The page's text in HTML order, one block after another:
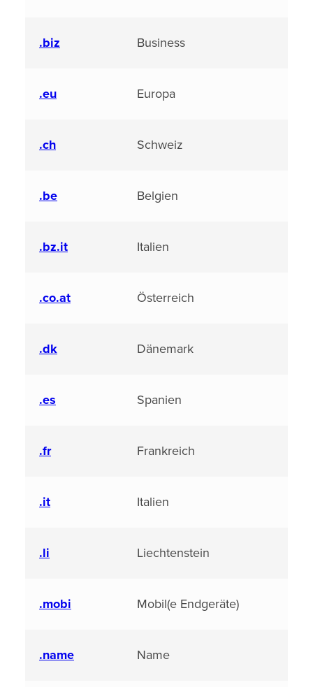
.biz Business
.eu Europa
.ch Schweiz
.be Belgien
.bz.it Italien
.co.at Österreich
.dk Dänemark
.es Spanien
.fr Frankreich
.it Italien
.li Liechtenstein
.mobi Mobil(e Endgeräte)
.name Name